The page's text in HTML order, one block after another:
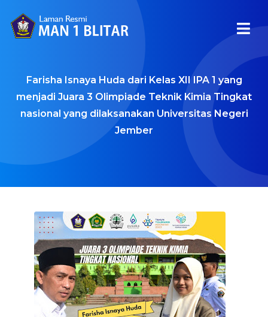
Farisha Isnaya Huda dari Kelas XII IPA 1 yang
menjadi Juara 3 Olimpiade Teknik Kimia Tingkat
nasional yang dilaksanakan Universitas Negeri
Jember